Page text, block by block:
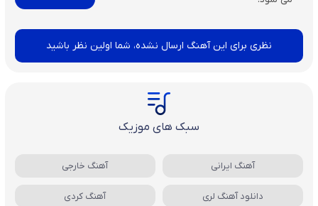
نظری برای این آهنگ ارسال نشده، شما اولین نظر باشید
سبک های موزیک
آهنگ ایرانی آهنگ خارجی
دانلود آهنگ لری آهنگ کردی